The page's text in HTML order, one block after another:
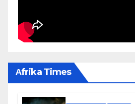
Αfrika Times